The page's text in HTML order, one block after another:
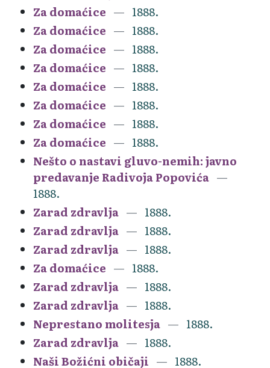
Za domaćice
1888.
Za domaćice
1888.
Za domaćice
1888.
Za domaćice
1888.
Za domaćice
1888.
Za domaćice
1888.
Za domaćice
1888.
Za domaćice
1888.
Nešto o nastavi gluvo-nemih: javno
predavanje Radivoja Popovića
1888.
Zarad zdravlja
1888.
Zarad zdravlja
1888.
Zarad zdravlja
1888.
Za domaćice
1888.
Zarad zdravlja
1888.
Zarad zdravlja
1888.
Neprestano molitesja
1888.
Zarad zdravlja
1888.
Naši Božićni običaji
1888.